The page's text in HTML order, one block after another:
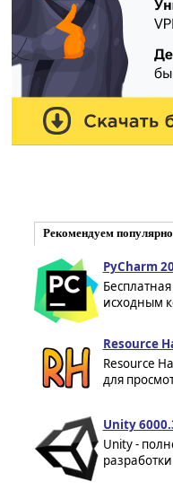
Рекомендуем
PyCharm
исходным
Resource
Resource
для
Unity
Unity -